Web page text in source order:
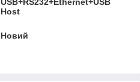
Host
Новий